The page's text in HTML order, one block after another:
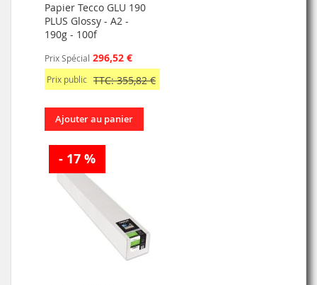
Papier Tecco GLU 190
PLUS Glossy - A2 -
190g - 100f
Prix Spécial 296,52 €
Prix public TTC: 355,82 €
Ajouter au panier
- 17 %